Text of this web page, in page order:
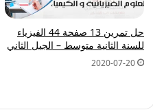
حل تمرين 13 صفحة 44 الفيزياء
للسنة الثانية متوسط – الجيل الثاني
2020-07-20